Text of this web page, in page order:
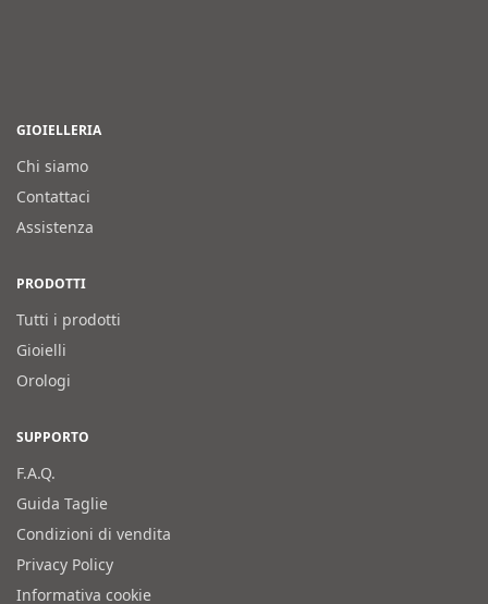
GIOIELLERIA
Chi siamo
Contattaci
Assistenza
PRODOTTI
Tutti i prodotti
Gioielli
Orologi
SUPPORTO
F.A.Q.
Guida Taglie
Condizioni di vendita
Privacy Policy
Informativa cookie